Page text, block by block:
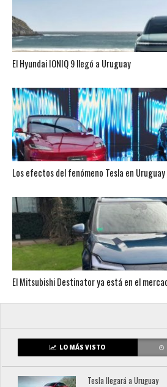
El Hyundai IONIQ 9 llegó a Uruguay
Los efectos del fenómeno Tesla en Uruguay
El Mitsubishi Destinator ya está en el
LO MÁS VISTO
Tesla llegará a Uruguay